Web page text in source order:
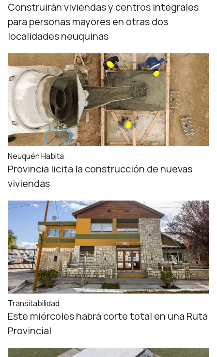
Construirán viviendas y centros integrales
para personas mayores en otras dos
localidades neuquinas
Neuquén Habita
Provincia licita la construcción de nuevas
viviendas
Transitabilidad
Este miércoles habrá corte total en una Ruta
Provincial